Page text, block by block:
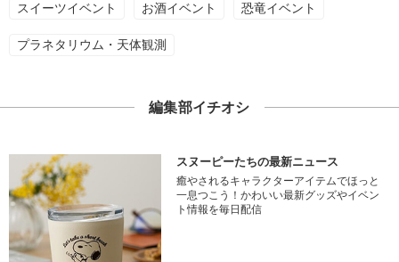
スイーツイベント お酒イベント 恐竜イベント
プラネタリウム・天体観測
編集部イチオシ
スヌーピーたちの最新ニュース
癒やされるキャラクターアイテムでほっと
一息つこう！かわいい最新グッズやイベン
ト情報を毎日配信